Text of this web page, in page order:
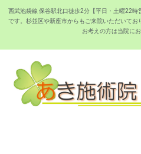
西武池袋線 保谷駅北口徒歩2分【平日・土曜22時
です。杉並区や新座市からもご来院いただいて
お考えの方は当院に